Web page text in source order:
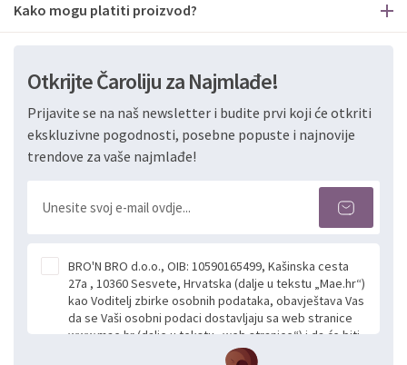
Kako mogu platiti proizvod?
Otkrijte Čaroliju za Najmlađe!
Prijavite se na naš newsletter i budite prvi koji će otkriti
ekskluzivne pogodnosti, posebne popuste i najnovije
trendove za vaše najmlađe!
BRO'N BRO d.o.o., OIB: 10590165499, Kašinska cesta
27a , 10360 Sesvete, Hrvatska (dalje u tekstu „Mae.hr“)
kao Voditelj zbirke osobnih podataka, obavještava Vas
da se Vaši osobni podaci dostavljaju sa web stranice
www.mae.hr (dalje u tekstu „web stranice“) i da će biti
obrađeni. Prihvaćanjem ove Izjave smatra se da